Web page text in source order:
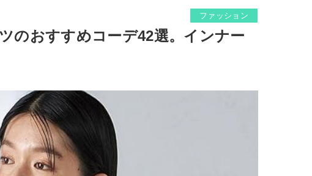
ファッション
のおすすめコーデ42選。インナー